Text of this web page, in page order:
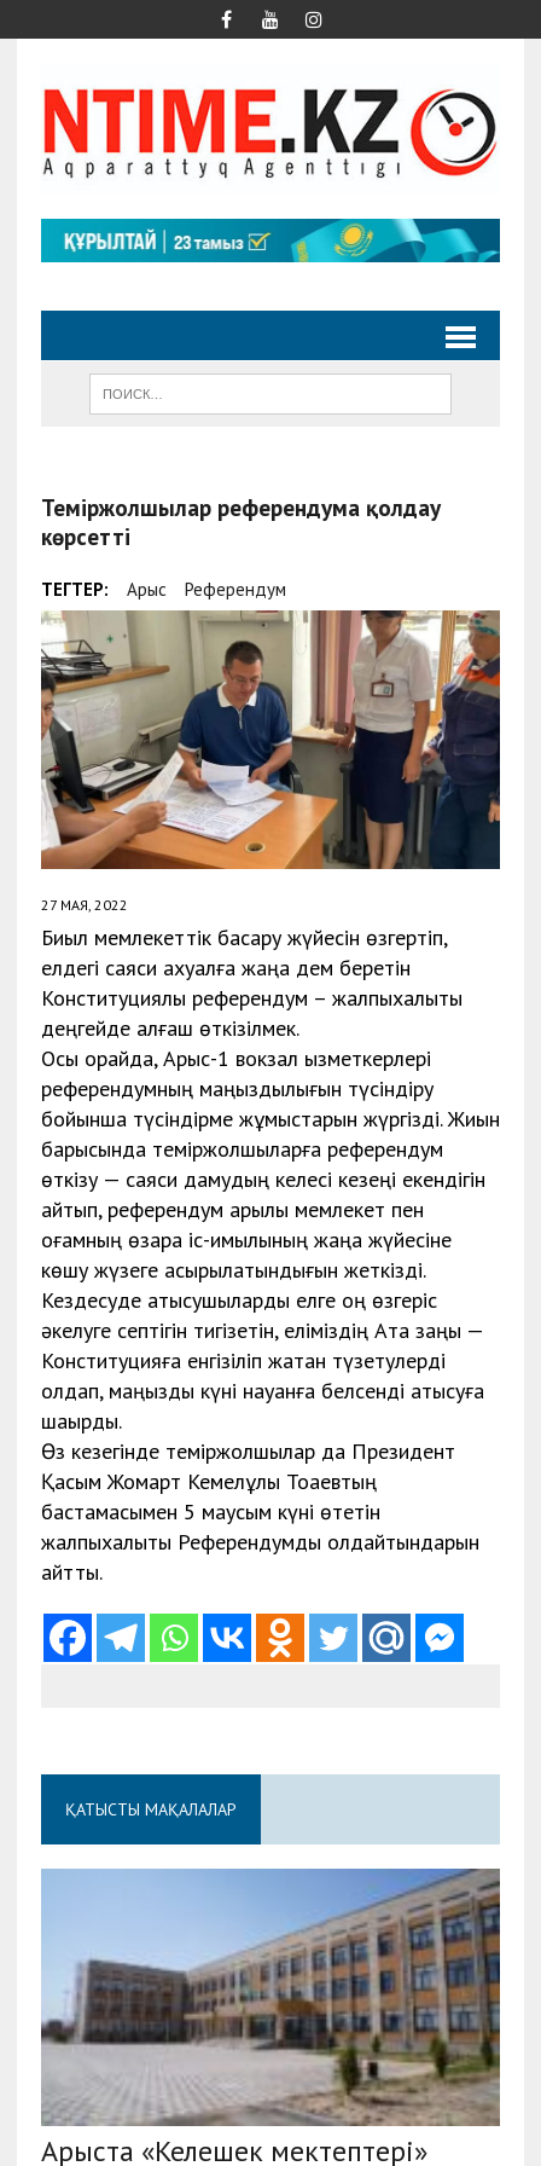
Теміржолшылар референдумға қолдау
көрсетті
ТЕГТЕР: Арыс Референдум
27 МАЯ, 2022
Биыл мемлекеттік басқару жүйесін өзгертіп,
елдегі саяси ахуалға жаңа дем беретін
Конституциялық референдум – жалпыхалықтық
деңгейде алғаш өткізілмек.
Осы орайда, Арыс-1 вокзал қызметкерлері
референдумның маңыздылығын түсіндіру
бойынша түсіндірме жұмыстарын жүргізді. Жиын
барысында теміржолшыларға референдум
өткізу — саяси дамудың келесі кезеңі екендігін
айтып, референдум арқылы мемлекет пен
қоғамның өзара іс-қимылының жаңа жүйесіне
көшу жүзеге асырылатындығын жеткізді.
Кездесуде қатысушыларды елге оң өзгеріс
әкелуге септігін тигізетін, еліміздің Ата заңы —
Конституцияға енгізіліп жатқан түзетулерді
қолдап, маңызды күні науқанға белсенді қатысуға
шақырды.
Өз кезегінде теміржолшылар да Президент
Қасым Жомарт Кемелұлы Тоқаевтың
бастамасымен 5 маусым күні өтетін
жалпыхалықтық Референдумды қолдайтындарын
айтты.
ҚАТЫСТЫ МАҚАЛАЛАР
Арыста «Келешек мектептері»